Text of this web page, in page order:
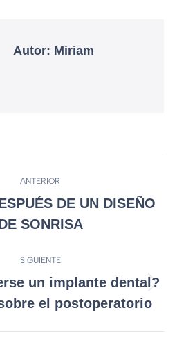
Autor: Miriam
ANTERIOR
DE UN DISEÑO
SONRISA
SIGUIENTE
un implante dental?
el postoperatorio